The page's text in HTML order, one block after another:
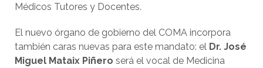
Médicos Tutores y Docentes.
El nuevo órgano de gobierno del COMA incorpora
también caras nuevas para este mandato: el Dr. José
Miguel Mataix Piñero será el vocal de Medicina